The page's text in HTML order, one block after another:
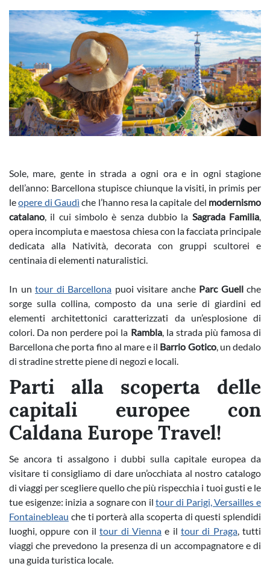
Sole, mare, gente in strada a ogni ora e in ogni stagione
dell’anno: Barcellona stupisce chiunque la visiti, in primis per
leopere di Gaudì che l’hanno resa la capitale del modernismo
catalano, il cui simbolo è senza dubbio la Sagrada Familia,
opera incompiuta e maestosa chiesa con la facciata principale
dedicata alla Natività, decorata con gruppi scultorei e
centinaia di elementi naturalistici.
In un tour di Barcellona puoi visitare anche Parc Guellche
sorge sulla collina, composto da una serie di giardini ed
elementi architettonici caratterizzati da un’esplosione di
colori. Da non perdere poi la Rambla, la strada più famosa di
Barcellona che porta fino al mare e il Barrio Gotico, un dedalo
di stradine strette piene di negozi e locali.
Parti alla scoperta delle
capitali europee con
Caldana Europe Travel!
Se ancora ti assalgono i dubbi sulla capitale europea da
visitare ti consigliamo di dare un’occhiata al nostro catalogo
di viaggi per scegliere quello che più rispecchia i tuoi gusti e le
tue esigenze: inizia a sognare con iltour di Parigi, Versailles e
Fontainebleau che ti porterà alla scoperta di questi splendidi
luoghi, oppure con iltour di Vienna e iltour di Praga, tutti
viaggi che prevedono la presenza di un accompagnatore e di
una guida turistica locale.